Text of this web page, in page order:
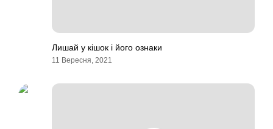
Лишай у кішок і його ознаки
11 Вересня, 2021